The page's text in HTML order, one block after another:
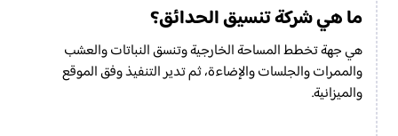
ما هي شركة تنسيق الحدائق؟
هي جهة تخطط المساحة الخارجية وتنسق النباتات والعشب
والممرات والجلسات والإضاءة، ثم تدير التنفيذ وفق الموقع
والميزانية.